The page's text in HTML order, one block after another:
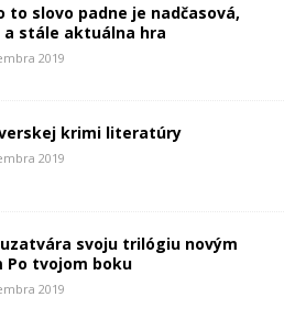
to slovo padne je nadčasová,
stále aktuálna hra
2019
krimi literatúry
2019
svoju trilógiu novým
Po tvojom boku
2019